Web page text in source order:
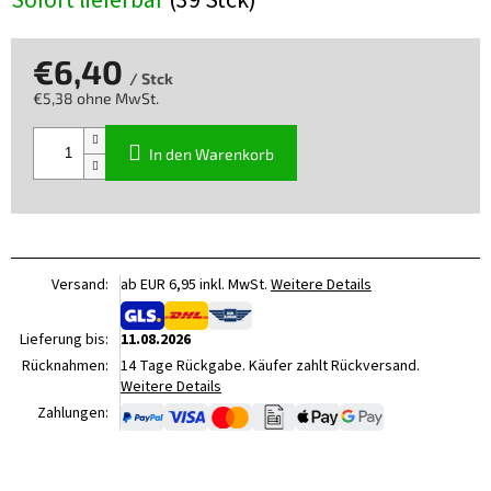
€6,40 / Stck
€5,38 ohne MwSt.
In den Warenkorb
Versand: ab EUR 6,95 inkl. MwSt. Weitere Details
Lieferung bis:
11.08.2026
Rücknahmen: 14 Tage Rückgabe. Käufer zahlt Rückversand.
Weitere Details
Zahlungen: